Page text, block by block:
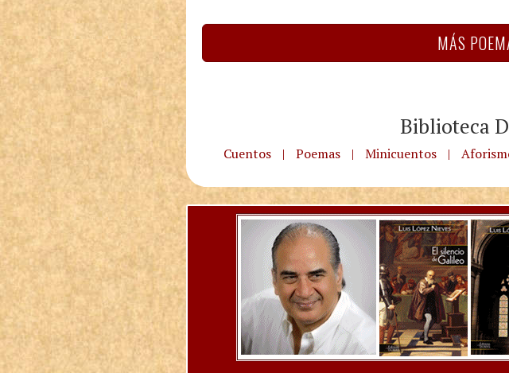
MÁS
Biblioteca
Cuentos | Poemas | Minicuentos |